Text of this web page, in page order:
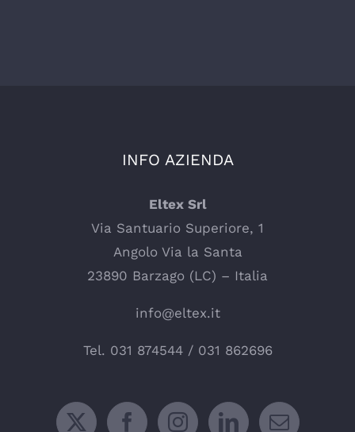
INFO AZIENDA
Eltex Srl
Via Santuario Superiore, 1
Angolo Via la Santa
23890 Barzago (LC) – Italia
info@eltex.it
Tel. 031 874544/ 031 862696